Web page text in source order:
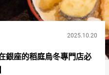
2025.10.20
銀座的稻庭烏冬專門店必